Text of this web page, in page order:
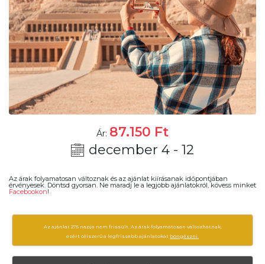
Ár: 87.150 Ft
december 4 - 12
Az árak folyamatosan változnak és az ajánlat kiírásanak időpontjában
érvényesek. Döntsd gyorsan. Ne maradj le a legjobb ajánlatokról, kövess minket
Facebookon!
Az ajánlat 275 napja nem frissült. Az árak folyamatosan változhatnak,
ezért célszerű a legfrissebb ajánlatokat böngészni.